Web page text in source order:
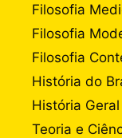
Filosofia
Filosofia
Filosofia
História do
História Geral
Teoria e